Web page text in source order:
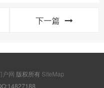
下一篇
户网 版权所有 SiteMap